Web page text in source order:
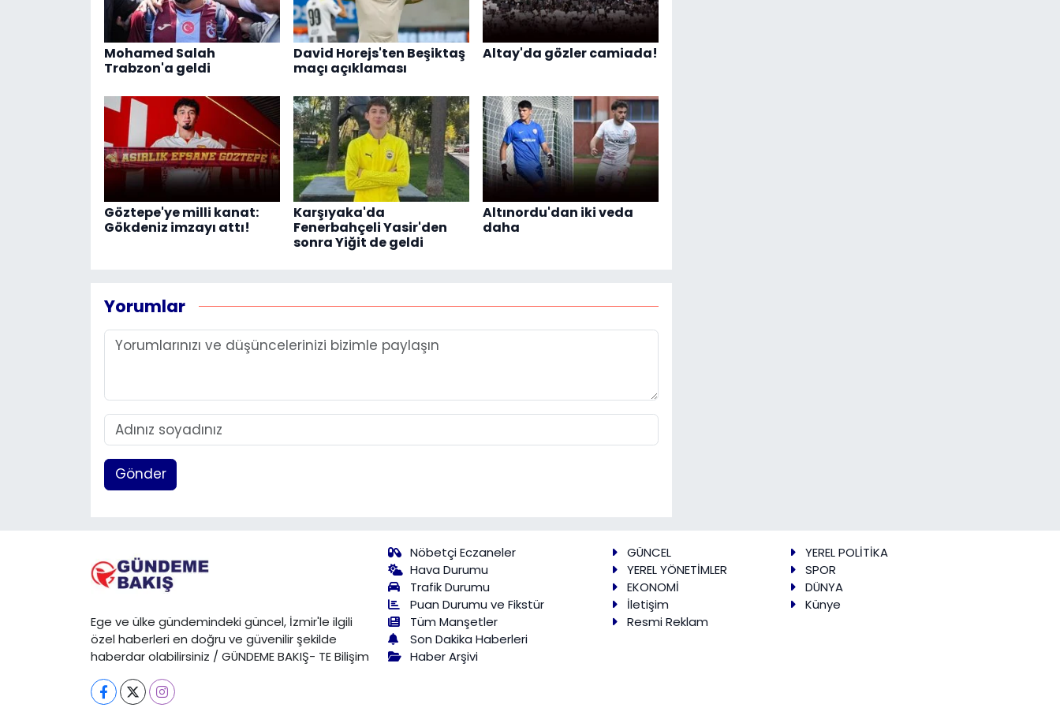
Mohamed Salah
Trabzon'a geldi
David Horejs'ten Beşiktaş
maçı açıklaması
Altay'da gözler camiada!
Göztepe'ye milli kanat:
Gökdeniz imzayı attı!
Karşıyaka'da
Fenerbahçeli Yasir'den
sonra Yiğit de geldi
Altınordu'dan iki veda
daha
Yorumlar
Gönder
Ege ve ülke gündemindeki güncel, İzmir'le ilgili
özel haberleri en doğru ve güvenilir şekilde
haberdar olabilirsiniz / GÜNDEME BAKIŞ- TE Bilişim
Nöbetçi Eczaneler
Hava Durumu
Trafik Durumu
Puan Durumu ve Fikstür
Tüm Manşetler
Son Dakika Haberleri
Haber Arşivi
GÜNCEL
YEREL POLİTİKA
YEREL YÖNETİMLER
SPOR
EKONOMİ
DÜNYA
İletişim
Künye
Resmi Reklam